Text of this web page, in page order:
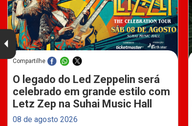
Compartilhe
O legado do Led Zeppelin será
celebrado em grande estilo com
Letz Zep na Suhai Music Hall
08 de agosto 2026